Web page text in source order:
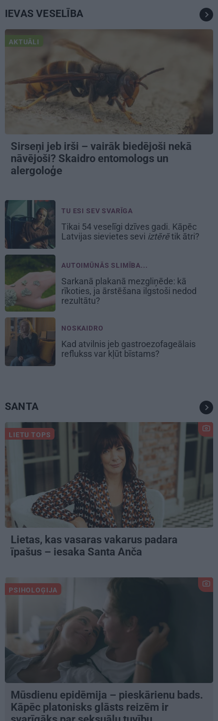
IEVAS VESELĪBA
AKTUĀLI
Sirseņi jeb irši – vairāk biedējoši nekā
nāvējoši? Skaidro entomologs un
alergoloģe
TU ESI SEV SVARĪGA
Tikai 54 veselīgi dzīves gadi. Kāpēc
Latvijas sievietes sevi iztērētik ātri?
AUTOIMŪNĀS SLIMĪBA...
Sarkanā plakanā mezgliņēde: kā
rīkoties, ja ārstēšana ilgstoši nedod
rezultātu?
NOSKAIDRO
Kad atvilnis jeb gastroezofageālais
reflukss var kļūt bīstams?
SANTA
LIETU TOPS
Lietas, kas vasaras vakarus padara
īpašus – iesaka Santa Anča
PSIHOLOĢIJA
Mūsdienu epidēmija – pieskārienu bads.
Kāpēc platonisks glāsts reizēm ir